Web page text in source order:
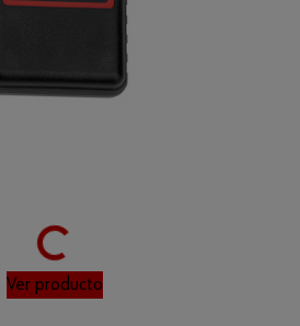
Loading...
Ver producto